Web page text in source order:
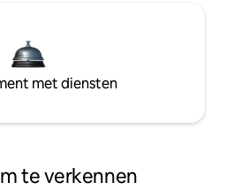
met diensten
te verkennen